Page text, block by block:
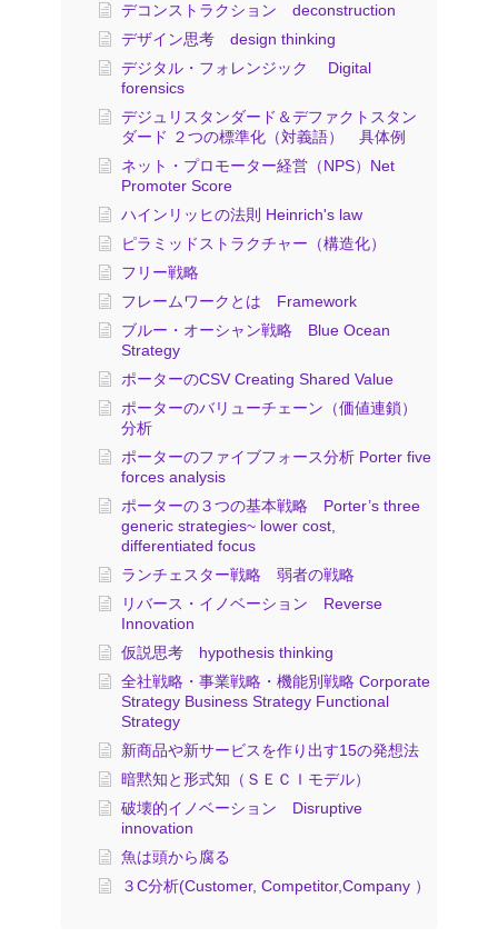
デコンストラクション deconstruction
デザイン思考 design thinking
デジタル・フォレンジック Digital
forensics
デジュリスタンダード＆デファクトスタン
ダード ２つの標準化（対義語） 具体例
ネット・プロモーター経営（NPS）Net
Promoter Score
ハインリッヒの法則 Heinrich's law
ピラミッドストラクチャー（構造化）
フリー戦略
フレームワークとは Framework
ブルー・オーシャン戦略 Blue Ocean
Strategy
ポーターのCSV Creating Shared Value
ポーターのバリューチェーン（価値連鎖）
分析
ポーターのファイブフォース分析 Porter five
forces analysis
ポーターの３つの基本戦略 Porter’s three
generic strategies~ lower cost,
differentiated focus
ランチェスター戦略 弱者の戦略
リバース・イノベーション Reverse
Innovation
仮説思考 hypothesis thinking
全社戦略・事業戦略・機能別戦略 Corporate
Strategy Business Strategy Functional
Strategy
新商品や新サービスを作り出す15の発想法
暗黙知と形式知（ＳＥＣＩモデル）
破壊的イノベーション Disruptive
innovation
魚は頭から腐る
３C分析(Customer, Competitor,Company ）